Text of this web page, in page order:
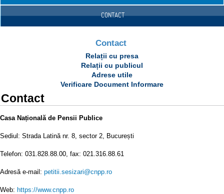
CONTACT
Contact
Relații cu presa
Relații cu publicul
Adrese utile
Verificare Document Informare
Contact
Casa Națională de Pensii Publice
Sediul: Strada Latină nr. 8, sector 2, București
Telefon: 031.828.88.00, fax: 021.316.88.61
Adresă e-mail: petitii.sesizari@cnpp.ro
Web: https://www.cnpp.ro